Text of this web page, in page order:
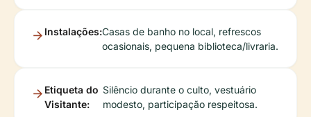
Instalações:Casas de banho no local, refrescos
ocasionais, pequena biblioteca/livraria.
Etiqueta do
Visitante:
Silêncio durante o culto, vestuário
modesto, participação respeitosa.